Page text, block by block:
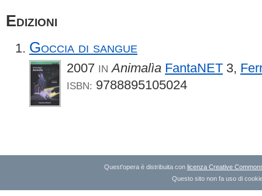
Edizioni
Goccia di sangue
2007 IN Animalìa FantaNET 3,
ISBN: 9788895105024
Quest'opera è distribuita con licenza Creative
Questo sito non fa uso di